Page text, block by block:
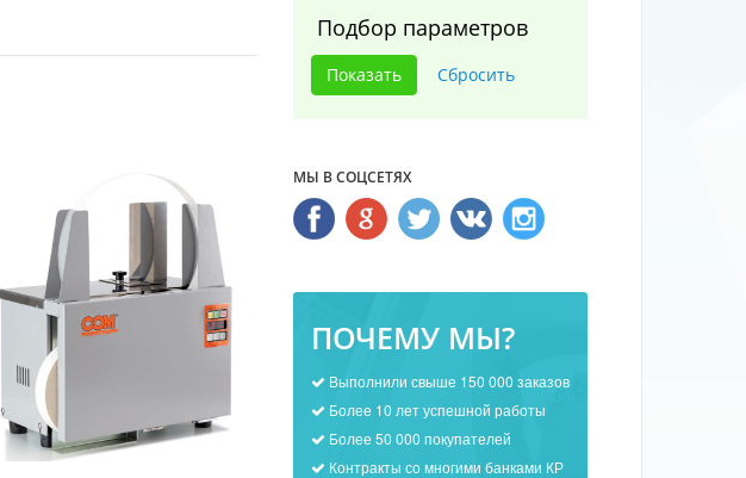
Подбор параметров
МЫ В СОЦСЕТЯХ
ПОЧЕМУ МЫ?
Выполнили свыше 150 000 заказов
Более 10 лет успешной работы
Более 50 000 покупателей
Контракты со многими банками КР